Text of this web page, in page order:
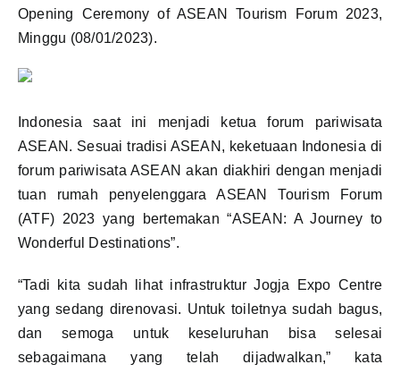
Opening Ceremony of ASEAN Tourism Forum 2023,
Minggu (08/01/2023).
Indonesia saat ini menjadi ketua forum pariwisata
ASEAN. Sesuai tradisi ASEAN, keketuaan Indonesia di
forum pariwisata ASEAN akan diakhiri dengan menjadi
tuan rumah penyelenggara ASEAN Tourism Forum
(ATF) 2023 yang bertemakan “ASEAN: A Journey to
Wonderful Destinations”.
“Tadi kita sudah lihat infrastruktur Jogja Expo Centre
yang sedang direnovasi. Untuk toiletnya sudah bagus,
dan semoga untuk keseluruhan bisa selesai
sebagaimana yang telah dijadwalkan,” kata